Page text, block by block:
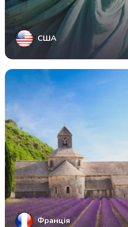
США
Франція